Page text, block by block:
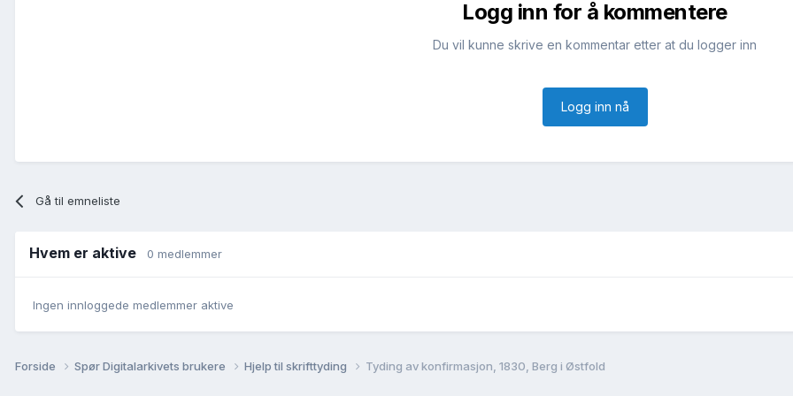
Logg inn for å kommentere
Du vil kunne skrive en kommentar etter at du logger inn
Logg inn nå
Gå til emneliste
Hvem er aktive 0 medlemmer
Ingen innloggede medlemmer aktive
Forside Spør Digitalarkivets brukere Hjelp til skrifttyding Tyding av konfirmasjon, 1830, Berg i Østfold